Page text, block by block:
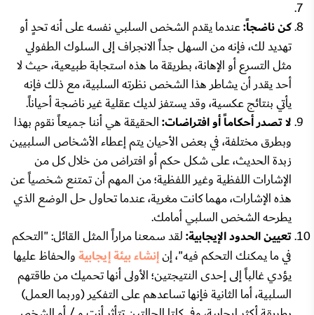
كن ناضجاً:عندما يقدم الشخص السلبي نفسه على أنه تحدٍ أو
تهديد لك، فإنه من السهل جداً الانجراف إلى السلوك الطفولي
مثل التسرع أو الإهانة، بطريقة ما هذه استجابة طبيعية، حيث لا
أحد يقدر أن يشاطر هذا الشخص نظرته السلبية، مع ذلك فإنه
يأتي بنتائج عكسية، وقد يستفز لديك عقلية غير ناضجة أحياناً.
لا تصدر أحكاماً أو افتراضات:الحقيقة هي أننا جميعاً نقوم بهذا
وبطرق مختلفة، في بعض الأحيان يتم إعطاء الأشخاص السلبيين
زبدة الحديث، على شكل حكم أو افتراض من خلال كل من
الإشارات اللفظية وغير اللفظية؛ من المهم أن تمتنع شخصياً عن
هذه الإشارات، مهما كانت مغرية، عندما تحاول حل الوضع الذي
يطرحه الشخص السلبي أمامك.
تعيين الحدود الإيجابية:لقد سمعنا مراراً المثل القائل: "التحكم
في ما يمكنك التحكم فيه"، إنإنشاء بيئة إيجابيةوالحفاظ عليها
يؤدي غالباً إلى إحدى النتيجتين؛ الأولى أنها تحميك من طاقتهم
السلبية، أما الثانية فإنها تساعدهم على التفكير (وربما العمل)